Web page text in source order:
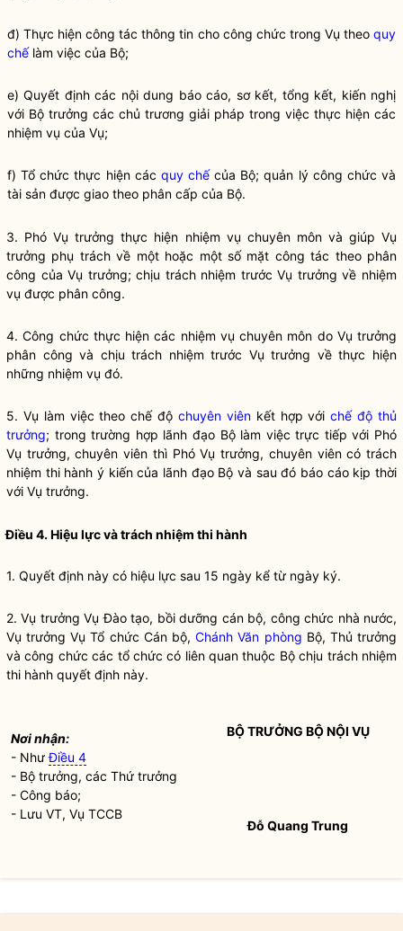
đ) Thực hiệncông tác thông tin cho công chức trong Vụ theoquy
chếlàm việc của Bộ;
e) Quyết định các nội dung báo cáo, sơ kết, tổng kết, kiến nghị
với Bộ trưởng các chủ trương giải pháp trong việc thực hiện các
nhiệm vụ của Vụ;
f) Tổ chức thực hiện các quy chếcủa Bộ; quản lý công chức và
tài sản được giao theo phân cấp của Bộ.
3. Phó Vụ trưởng thực hiện nhiệm vụ chuyên môn và giúp Vụ
trưởng phụ trách về một hoặc một số mặt công tác theo phân
công của Vụ trưởng; chịu trách nhiệm trước Vụ trưởng về nhiệm
vụ được phân công.
4. Công chức thực hiện các nhiệm vụ chuyên môn do Vụ trưởng
phân công và chịu trách nhiệm trước Vụ trưởng về thực hiện
những nhiệm vụ đó.
5. Vụ làm việc theo chế độ chuyên viênkết hợp vớichế độ thủ
trưởng; trong trường hợp lãnh đạo Bộ làm việc trực tiếp với Phó
Vụ trưởng,chuyên viên thì Phó Vụ trưởng, chuyên viêncó trách
nhiệm thi hành ý kiến của lãnh đạo Bộ và sau đó báo cáo kịp thời
với Vụ trưởng.
Điều 4. Hiệu lực và trách nhiệm thi hành
1. Quyết định này có hiệu lực sau 15 ngày kể từ ngày ký.
2. Vụ trưởng Vụ Đào tạo, bồi dưỡng cán bộ, công chức nhà nước,
Vụ trưởng Vụ Tổ chức Cán bộ,Chánh Văn phòng Bộ, Thủ trưởng
và công chức các tổ chức có liên quan thuộc Bộ chịu trách nhiệm
thi hành quyết định này.
Nơi nhận:
- NhưĐiều 4
- Bộ trưởng, các Thứ trưởng
- Công báo;
- Lưu VT, Vụ TCCB
BỘ TRƯỞNG BỘNỘI VỤ
Đỗ Quang Trung